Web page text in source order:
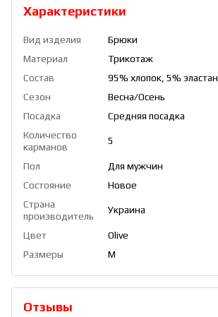
Характеристики
Вид изделия
Брюки
Материал
Трикотаж
Состав
95% хлопок, 5% эластан
Сезон
Весна/Осень
Посадка
Средняя посадка
Количество
карманов
5
Пол
Для мужчин
Состояние
Новое
Страна
производитель
Украина
Цвет
Olive
Размеры
M
Отзывы